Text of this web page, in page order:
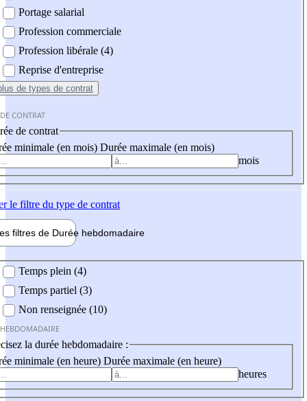
Portage salarial
Profession commerciale
Profession libérale (4)
Reprise d'entreprise
de types de contrat
CONTRAT
de contrat
minimale (en mois) Durée maximale (en mois)
mois
le filtre du type de contrat
filtres de Durée hebdomadaire
Temps plein (4)
Temps partiel (3)
Non renseignée (10)
la durée hebdomadaire :
minimale (en heure) Durée maximale (en heure)
heures